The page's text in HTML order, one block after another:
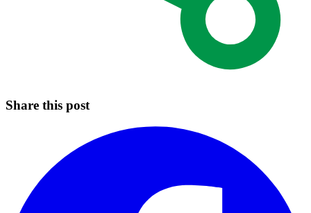
Share this post